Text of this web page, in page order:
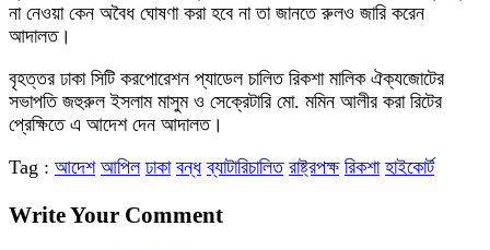
না নেওয়া কেন অবৈধ ঘোষণা করা হবে না তা জানতে রুলও জারি করেন
আদালত।
বৃহত্তর ঢাকা সিটি করপোরেশন প্যাডেল চালিত রিকশা মালিক ঐক্যজোটের
সভাপতি জহুরুল ইসলাম মাসুম ও সেক্রেটারি মো. মমিন আলীর করা রিটের
প্রেক্ষিতে এ আদেশ দেন আদালত।
Tag : আদেশ আপিল ঢাকা বন্ধ ব্যাটারিচালিত রাষ্ট্রপক্ষ রিকশা হাইকোর্ট
Write Your Comment